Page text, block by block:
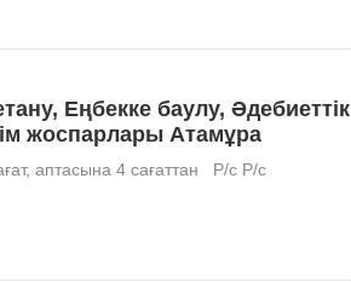
Еңбекке баулу, Әдебиеттік
жоспарлары Атамұра
аптасына 4 сағаттан Р/с Р/с